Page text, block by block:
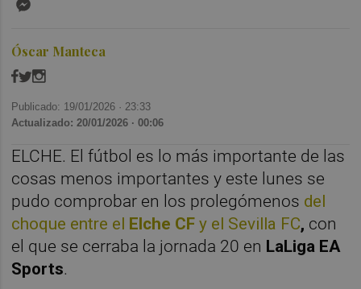
Óscar Manteca
Publicado: 19/01/2026 · 23:33
Actualizado: 20/01/2026 · 00:06
ELCHE. El fútbol es lo más importante de las
cosas menos importantes y este lunes se
pudo comprobar en los prolegómenos del
choque entre el Elche CFy el Sevilla FC, con
el que se cerraba la jornada 20 en LaLiga EA
Sports.